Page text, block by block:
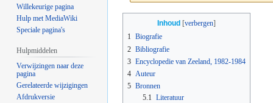
navigatie
springen
zoeken
springen
Inhoud
1 Biografie
2 Bibliografie
3 Encyclopedie van Zeeland, 1982-1984
4 Auteur
5 Bronnen
5.1 Literatuur
Willekeurige pagina
Hulp met MediaWiki
Speciale pagina's
Hulpmiddelen
Verwijzingen naar deze
pagina
Gerelateerde wijzigingen
Afdrukversie